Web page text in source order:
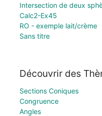
Intersection de deux
Calc2-Ex45
RO - exemple lait/crème
Sans titre
Découvrir des
Sections Coniques
Congruence
Angles